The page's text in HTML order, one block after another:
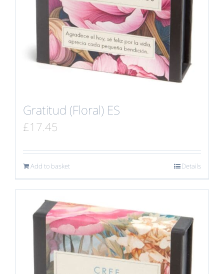
Gratitud (Floral) ES
£17.45
Add to basket Details